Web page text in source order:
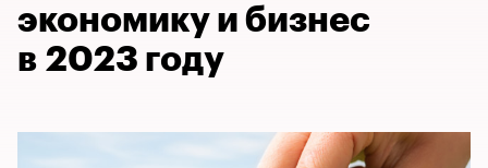
экономику и бизнес
в 2023 году